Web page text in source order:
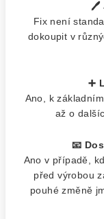
🖊️
Fix není
dokoupit v
➕
Ano, k
až o
📧
Ano v případě,
před výrobou
pouhé změně